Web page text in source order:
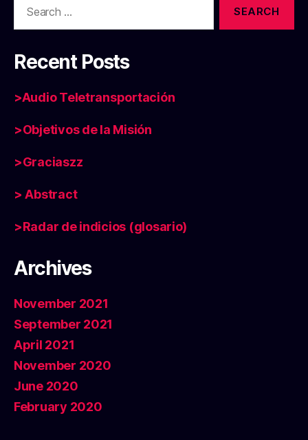
Recent Posts
>Audio Teletransportación
>Objetivos de la Misión
>Graciaszz
> Abstract
>Radar de indicios (glosario)
Archives
November 2021
September 2021
April 2021
November 2020
June 2020
February 2020